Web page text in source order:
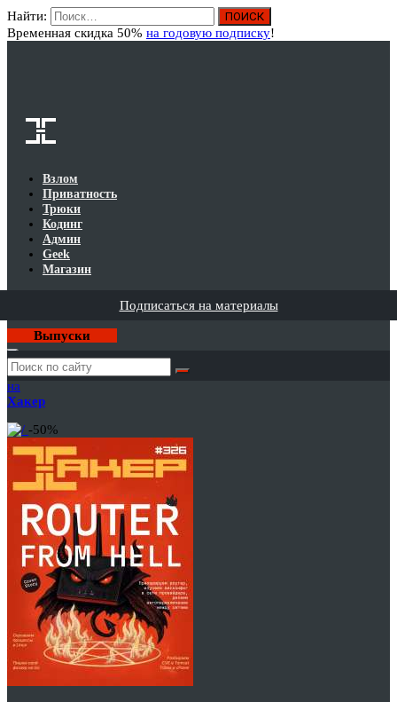
Найти:
Временная скидка 50% на годовую подписку!
Взлом
Приватность
Трюки
Кодинг
Админ
Geek
Магазин
Подписаться на материалы
Выпуски
Годовая
подписка
на
Хакер
-50%